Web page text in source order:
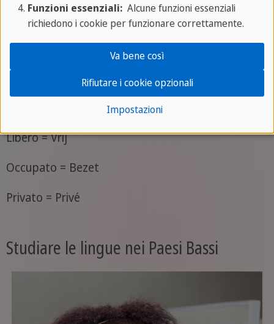
Quanto costa? = Hoeveel kost het?
Dov'è il bagno? = Pardon, waar is het toilet?
Donne = Dames
Libero = Vrij
Occupato = Bezet
Privato = Privé
Studiare le lingue nei Paesi Bassi
Funzioni essenziali:Alcune funzioni essenziali
richiedono i cookie per funzionare correttamente.
Impostazioni
Rifiutare i cookie opzionali
Va bene così